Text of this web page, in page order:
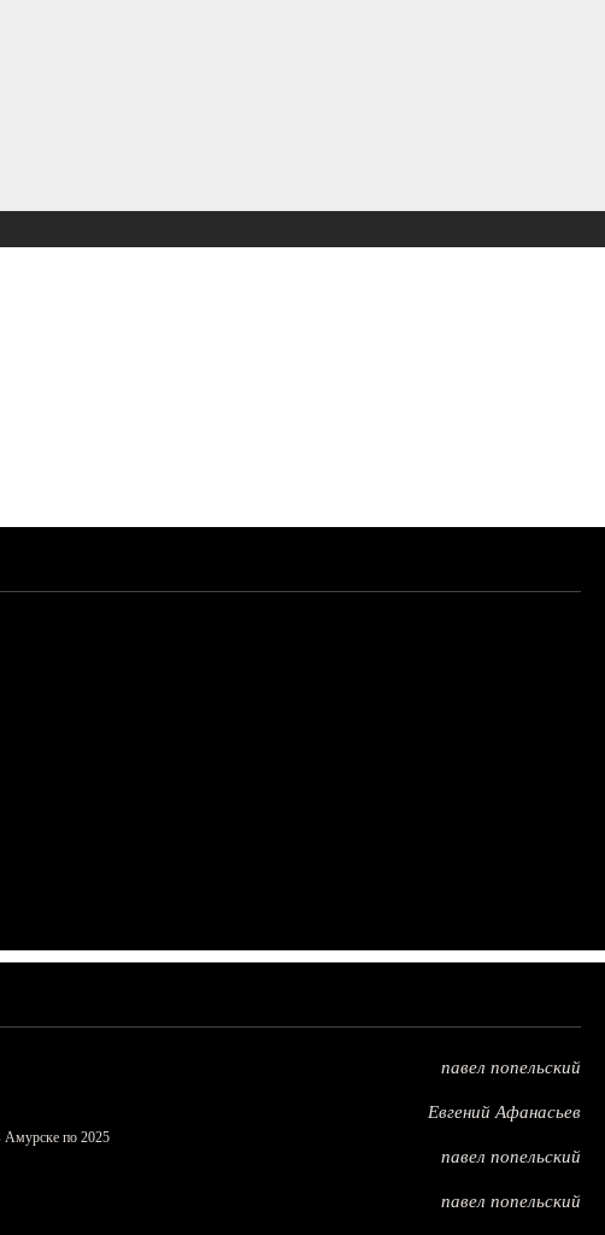
павел попельский
Евгений Афанасьев
Амурске по 2025
павел попельский
павел попельский